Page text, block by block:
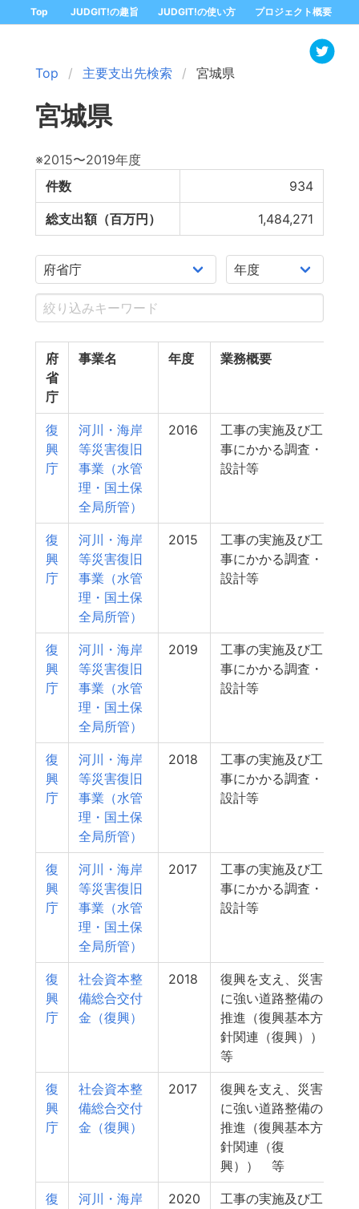
Top JUDGIT!の趣旨 JUDGIT!の使い方 プロジェクト概要
Top 主要支出先検索 宮城県
宮城県
※2015〜2019年度
件数
934
総支出額（百万円） 1,484,271
府
省
庁
事業名 年度 業務概要
復
興
庁
河川・海岸
等災害復旧
事業（水管
理・国土保
全局所管）
2016
工事の実施及び工
事にかかる調査・
設計等
復
興
庁
河川・海岸
等災害復旧
事業（水管
理・国土保
全局所管）
2015
工事の実施及び工
事にかかる調査・
設計等
復
興
庁
河川・海岸
等災害復旧
事業（水管
理・国土保
全局所管）
2019
工事の実施及び工
事にかかる調査・
設計等
復
興
庁
河川・海岸
等災害復旧
事業（水管
理・国土保
全局所管）
2018
工事の実施及び工
事にかかる調査・
設計等
復
興
庁
河川・海岸
等災害復旧
事業（水管
理・国土保
全局所管）
2017
工事の実施及び工
事にかかる調査・
設計等
復
興
庁
社会資本整
備総合交付
金（復興）
2018
復興を支え、災害
に強い道路整備の
推進（復興基本方
針関連（復興））
等
復
興
庁
社会資本整
備総合交付
金（復興）
2017
復興を支え、災害
に強い道路整備の
推進（復興基本方
針関連（復
興）） 等
復
河川・海岸
2020
工事の実施及び工